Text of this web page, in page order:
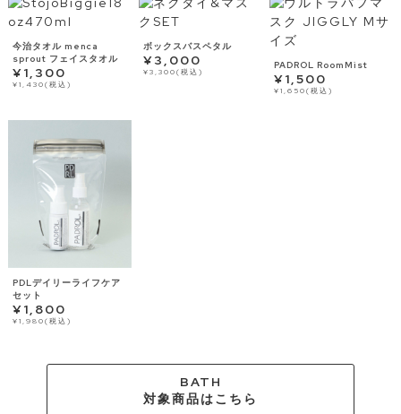
今治タオル menca
sprout フェイスタオル
¥1,300
¥1,430(税込)
ボックスバスペタル
¥3,000
¥3,300(税込)
PADROL RoomMist
¥1,500
¥1,650(税込)
PDLデイリーライフケア
セット
¥1,800
¥1,980(税込)
BATH
対象商品はこちら